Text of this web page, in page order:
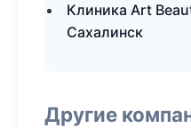
Клиника Art
Сахалинск
Другие